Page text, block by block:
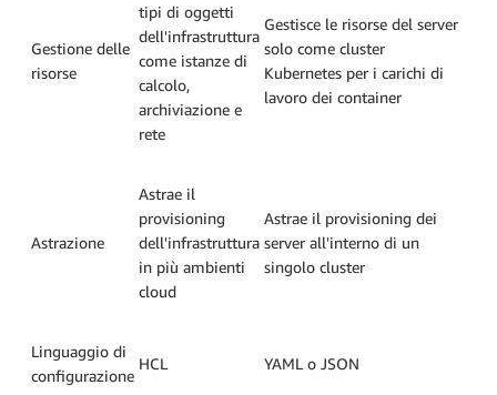
Gestione delle
risorse
tipi di oggetti
dell'infrastruttura
come istanze di
calcolo,
archiviazione e
rete
Gestisce le risorse del server
solo come cluster
Kubernetes per i carichi di
lavoro dei container
Astrazione
Astrae il
provisioning
dell'infrastruttura
in più ambienti
cloud
Astrae il provisioning dei
server all'interno di un
singolo cluster
Linguaggio di
configurazione
HCL YAML o JSON